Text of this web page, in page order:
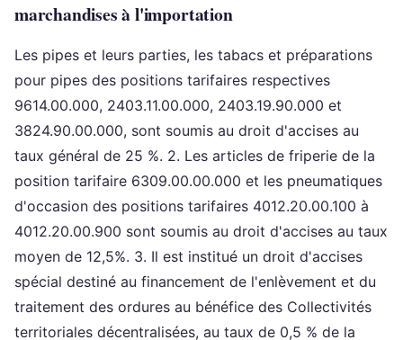
marchandises à l'importation
Les pipes et leurs parties, les tabacs et préparations
pour pipes des positions tarifaires respectives
9614.00.000, 2403.11.00.000, 2403.19.90.000 et
3824.90.00.000, sont soumis au droit d'accises au
taux général de 25 %. 2. Les articles de friperie de la
position tarifaire 6309.00.00.000 et les pneumatiques
d'occasion des positions tarifaires 4012.20.00.100 à
4012.20.00.900 sont soumis au droit d'accises au taux
moyen de 12,5%. 3. Il est institué un droit d'accises
spécial destiné au financement de l'enlèvement et du
traitement des ordures au bénéfice des Collectivités
territoriales décentralisées, au taux de 0,5 % de la